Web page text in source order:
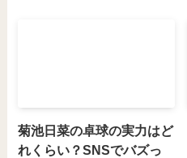
菊池日菜の卓球の実力はど
れくらい？SNSでバズっ